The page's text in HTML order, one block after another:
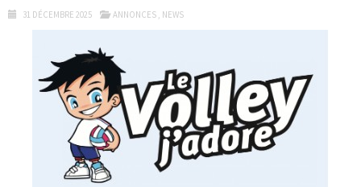
31 DÉCEMBRE 2025 ANNONCES , NEWS